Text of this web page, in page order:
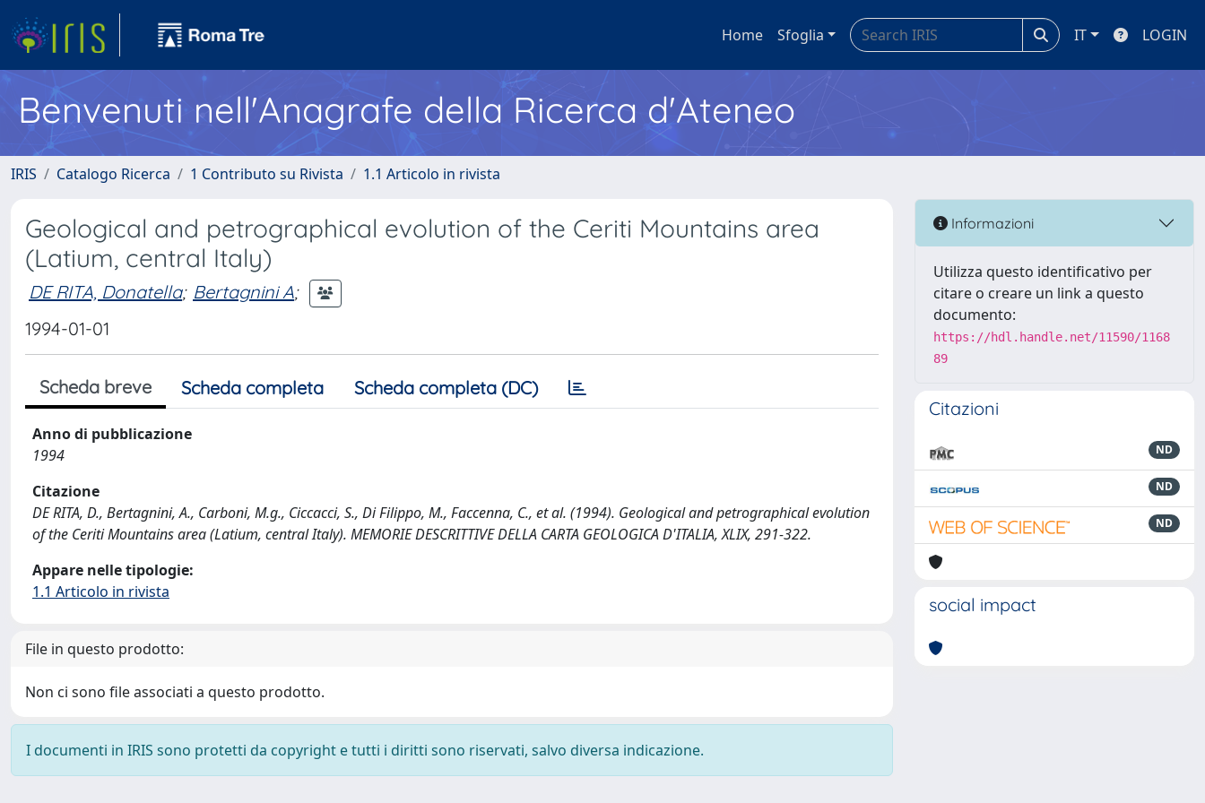
Home Sfoglia IT LOGIN
Benvenuti nell'Anagrafe della Ricerca d'Ateneo
IRIS Catalogo Ricerca 1 Contributo su Rivista 1.1 Articolo in rivista
Geological and petrographical evolution of the Ceriti Mountains area
(Latium, central Italy)
DE RITA, Donatella; Bertagnini A;
1994-01-01
Scheda breve Scheda completa Scheda completa (DC)
Anno di pubblicazione
1994
Citazione
DE RITA, D., Bertagnini, A., Carboni, M.g., Ciccacci, S., Di Filippo, M., Faccenna, C., et al. (1994). Geological and petrographical evolution
of the Ceriti Mountains area (Latium, central Italy). MEMORIE DESCRITTIVE DELLA CARTA GEOLOGICA D'ITALIA, XLIX, 291-322.
Appare nelle tipologie:
1.1 Articolo in rivista
File in questo prodotto:
Non ci sono file associati a questo prodotto.
I documenti in IRIS sono protetti da copyright e tutti i diritti sono riservati, salvo diversa indicazione.
Informazioni
Utilizza questo identificativo per
citare o creare un link a questo
documento:
https://hdl.handle.net/11590/1168
89
Citazioni
ND
ND
ND
social impact